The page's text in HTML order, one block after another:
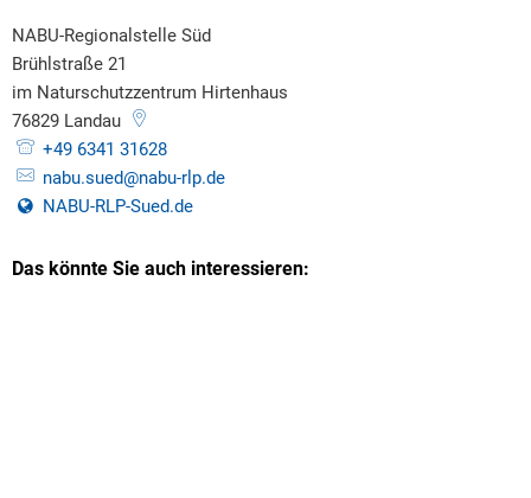
NABU-Regionalstelle Süd
Brühlstraße 21
im Naturschutzzentrum Hirtenhaus
76829 Landau
+49 6341 31628
nabu.sued@nabu-rlp.de
NABU-RLP-Sued.de
Das könnte Sie auch interessieren: